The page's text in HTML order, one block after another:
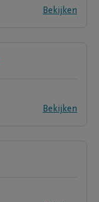
Bekijken
Bekijken